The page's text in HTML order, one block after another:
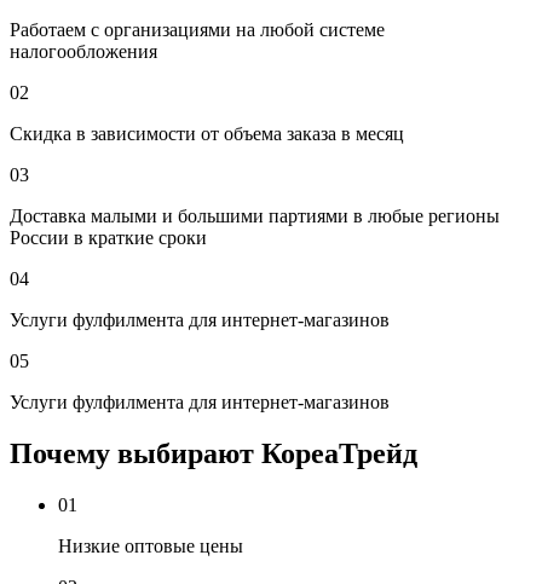
Работаем с организациями на любой системе
налогообложения
02
Скидка в зависимости от объема заказа в месяц
03
Доставка малыми и большими партиями в любые регионы
России в краткие сроки
04
Услуги фулфилмента для интернет-магазинов
05
Услуги фулфилмента для интернет-магазинов
Почему выбирают КореаТрейд
01
Низкие оптовые цены